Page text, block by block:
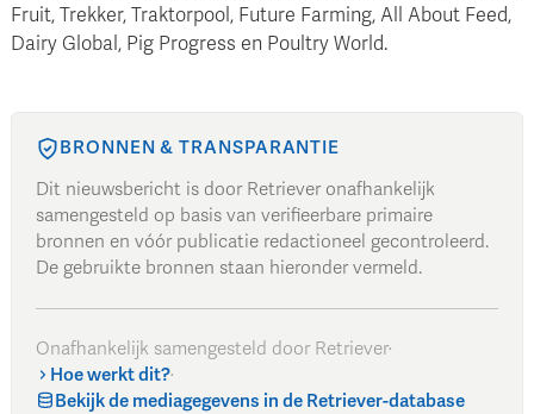
Fruit, Trekker, Traktorpool, Future Farming, All About Feed,
Dairy Global, Pig Progress en Poultry World.
BRONNEN & TRANSPARANTIE
Dit nieuwsbericht is door Retriever onafhankelijk
samengesteld op basis van verifieerbare primaire
bronnen en vóór publicatie redactioneel gecontroleerd.
De gebruikte bronnen staan hieronder vermeld.
Onafhankelijk samengesteld door Retriever·
Hoe werkt dit?·
Bekijk de mediagegevens in de Retriever-database